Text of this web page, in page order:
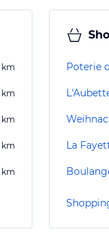
km
km
km
km
km
Poterie
La